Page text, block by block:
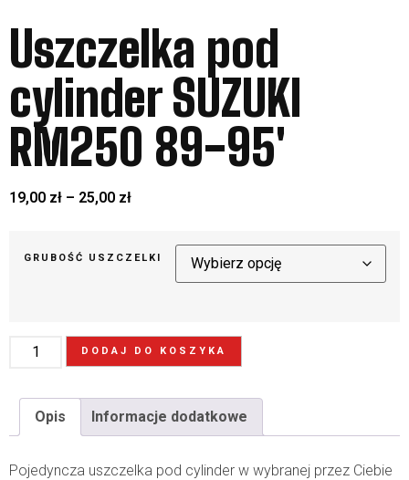
Uszczelka pod
cylinder SUZUKI
RM250 89-95′
19,00 zł – 25,00 zł
GRUBOŚĆ USZCZELKI
DODAJ DO KOSZYKA
Opis Informacje dodatkowe
Pojedyncza uszczelka pod cylinder w wybranej przez Ciebie